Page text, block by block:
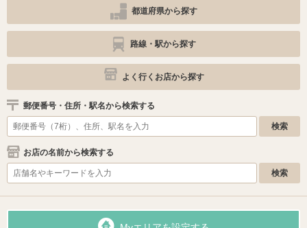
都道府県から探す
路線・駅から探す
よく行くお店から探す
郵便番号・住所・駅名から検索する
お店の名前から検索する